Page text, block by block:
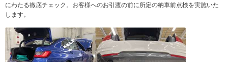
にわたる徹底チェック。お客様へのお引渡の前に所定の納車前点検を実施いた
します。